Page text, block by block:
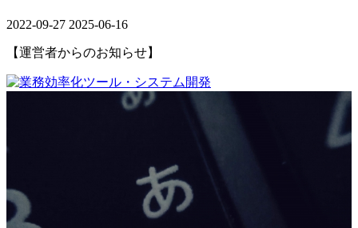
2022-09-27 2025-06-16
【運営者からのお知らせ】